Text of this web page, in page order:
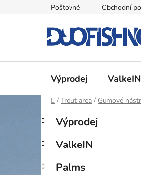
Poštovné Obchodní
Výprodej ValkeIN
Domů
/ Trout area / Gumové
P
s
r
Přeskočit
kategorie
K
a
e
o
Výprodej
ValkeIN
Palms